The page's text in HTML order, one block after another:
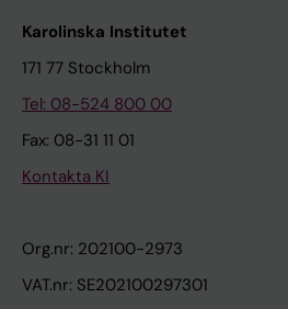
Karolinska Institutet
171 77 Stockholm
Tel: 08-524 800 00
Fax: 08-31 11 01
Kontakta KI
Org.nr: 202100-2973
VAT.nr: SE202100297301